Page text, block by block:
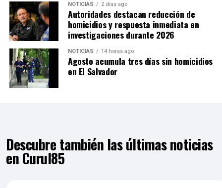
NOTICIAS 2 días ago
Autoridades destacan reducción de
homicidios y respuesta inmediata en
investigaciones durante 2026
NOTICIAS 14 horas ago
Agosto acumula tres días sin homicidios
en El Salvador
Descubre también las últimas noticias
en Curul85